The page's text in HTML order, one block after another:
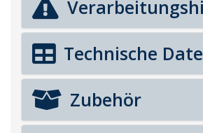
Technische
Zubehör